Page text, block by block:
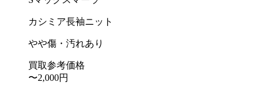
カシミア長袖ニット
やや傷・汚れあり
買取参考価格
〜2,000円